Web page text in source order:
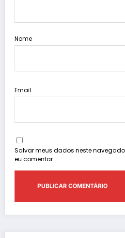
Nome
Email
Salvar meus dados neste
eu comentar.